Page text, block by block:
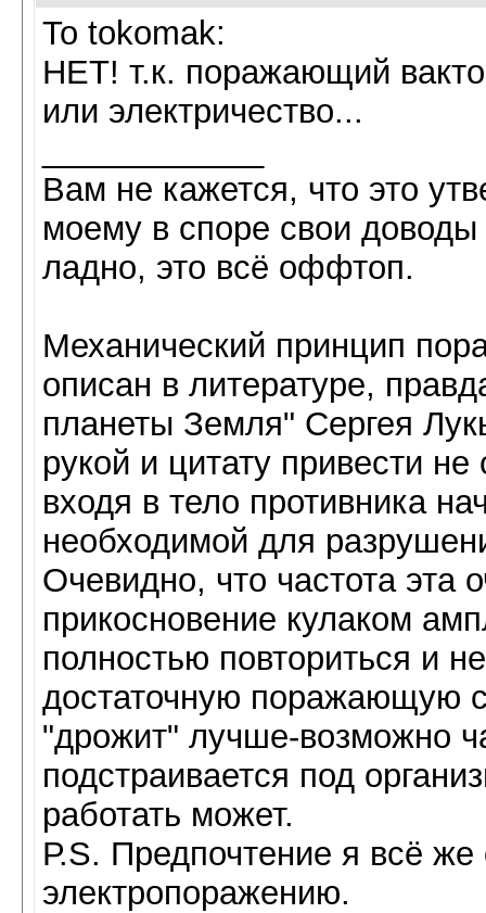
To tokomak:
НЕТ! т.к. поражающий
или электричество...
Вам не кажется, что это
моему в споре свои доводы
ладно, это всё оффтоп.
Механический принцип
описан в литературе,
планеты Земля" Сергея
рукой и цитату привести
входя в тело противника
необходимой для
Очевидно, что частота эта
прикосновение кулаком
полностью повториться и
достаточную поражающую
"дрожит" лучше-возможно
подстраивается под
работать может.
Р.S. Предпочтение я всё
электропоражению.